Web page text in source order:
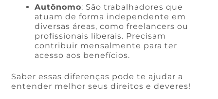
Autônomo: São trabalhadores que
atuam de forma independente em
diversas áreas, como freelancers ou
profissionais liberais. Precisam
contribuir mensalmente para ter
acesso aos benefícios.
Saber essas diferenças pode te ajudar a
entender melhor seus direitos e deveres!